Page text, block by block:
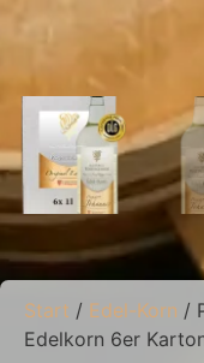
Start / Edel-Korn /
Edelkorn 6er